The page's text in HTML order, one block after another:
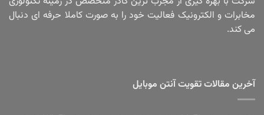
مخابرات و الکترونیک فعالیت خود را به صورت کاملا حرفه ای دنبال
می کند.
آخرین مقالات تقویت آنتن موبایل